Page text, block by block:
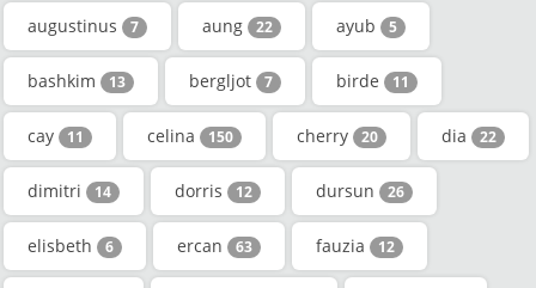
augustinus 7 aung 22 ayub 5
bashkim 13 bergljot 7 birde 11
cay 11 celina 150 cherry 20 dia 22
dimitri 14 dorris 12 dursun 26
elisbeth 6 ercan 63 fauzia 12